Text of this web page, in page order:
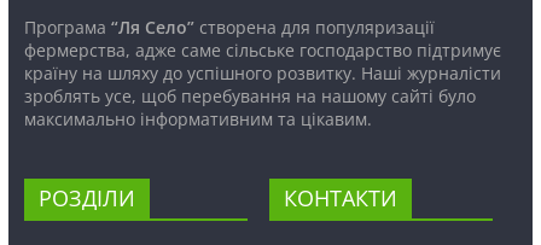
Програма “Ля Село”створена для популяризації
фермерства, адже саме сільське господарство підтримує
країну на шляху до успішного розвитку. Наші журналісти
зроблять усе, щоб перебування на нашому сайті було
максимально інформативним та цікавим.
РОЗДІЛИ КОНТАКТИ